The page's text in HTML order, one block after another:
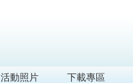
活動照片 下載專區